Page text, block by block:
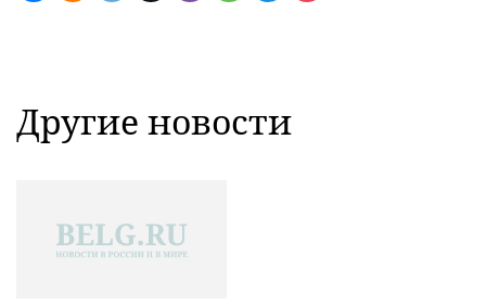
Другие новости